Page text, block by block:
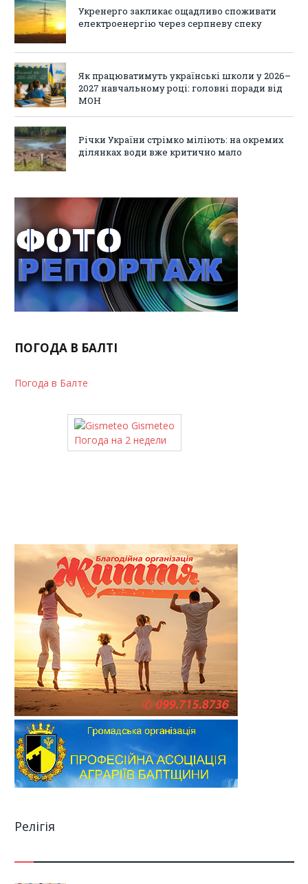
Укренерго закликає ощадливо споживати
електроенергію через серпневу спеку
Як працюватимуть українські школи у 2026–
2027 навчальному році: головні поради від
МОН
Річки України стрімко міліють: на окремих
ділянках води вже критично мало
ПОГОДА В БАЛТІ
Погода в Балте
Gismeteo
Погода на 2 недели
Релігія